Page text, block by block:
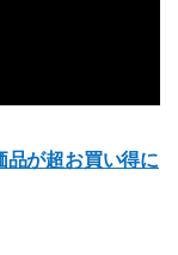
品が超お買い得に